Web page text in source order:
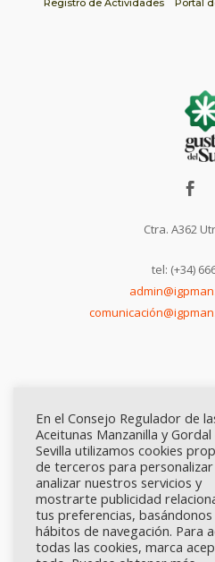
Registro de Actividades
Portal
Ctra. A362
tel: (+34)
En el Consejo Regulador de
Aceitunas Manzanilla y Gordal
Sevilla utilizamos cookies
de terceros para
analizar nuestros servicios y
mostrarte publicidad
tus preferencias,
hábitos de navegación. Para
todas las cookies, marca